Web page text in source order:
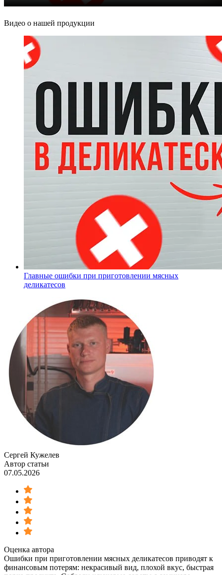
Видео о нашей продукции
Главные ошибки при приготовлении мясных
деликатесов
Сергей Кужелев
Автор статьи
07.05.2026
Оценка автора
Ошибки при приготовлении мясных деликатесов приводят к
финансовым потерям: некрасивый вид, плохой вкус, быстрая